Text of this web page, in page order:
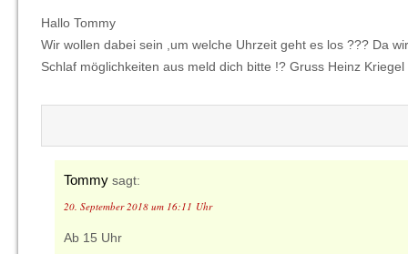
Hallo Tommy
Wir wollen dabei sein ,um welche Uhrzeit geht es los ??? Da
Schlaf möglichkeiten aus meld dich bitte !? Gruss Heinz Kriegel
Tommy sagt:
20. September 2018 um 16:11 Uhr
Ab 15 Uhr